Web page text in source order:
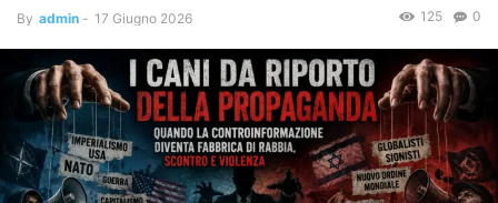
By admin - 17 Giugno 2026 0
125